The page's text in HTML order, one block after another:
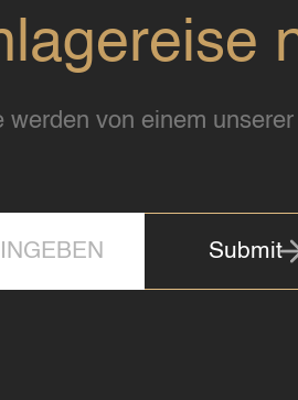
von einem
Submit